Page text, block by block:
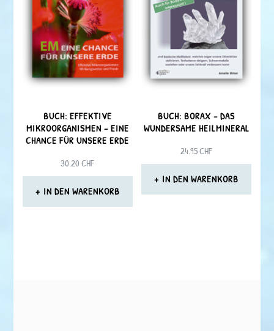
BUCH: EFFEKTIVE
MIKROORGANISMEN – EINE
CHANCE FÜR UNSERE ERDE
30.20CHF
IN DEN WARENKORB
BUCH: BORAX – DAS
WUNDERSAME HEILMINERAL
24.95CHF
IN DEN WARENKORB